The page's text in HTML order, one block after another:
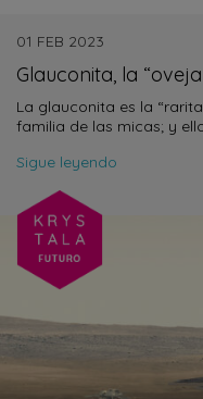
01 FEB 2023
Glauconita, la
La glauconita es la
familia de las micas; y
Sigue leyendo